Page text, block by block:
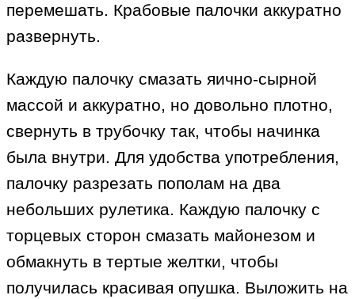
перемешать. Крабовые палочки аккуратно
развернуть.
Каждую палочку смазать яично-сырной
массой и аккуратно, но довольно плотно,
свернуть в трубочку так, чтобы начинка
была внутри. Для удобства употребления,
палочку разрезать пополам на два
небольших рулетика. Каждую палочку с
торцевых сторон смазать майонезом и
обмакнуть в тертые желтки, чтобы
получилась красивая опушка. Выложить на